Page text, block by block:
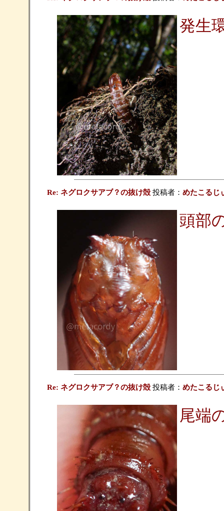
発生
Re: ネグロクサアブ？の抜け殻投稿者： めたこるじ
頭部
Re: ネグロクサアブ？の抜け殻投稿者： めたこるじ
尾端